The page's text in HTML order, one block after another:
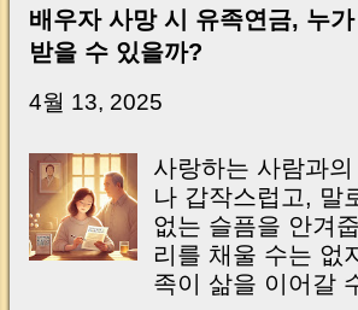
Key Takeaway 혹시 이런 생각
신가요? “잔금일… 그냥 돈 보
닌가요?” 하지만 현장에서 보면
습니다. 잔금일은 ‘서류 몇 장 처
이는 가장 긴장되는 순간 입니다.
중개 현장에서 겪었던 일입니다.
시, 이체 한도에 막혀 송금이 멈
서 계약이 무산될 뻔한 아찔한
다. 또 어떤 분은 이렇게 말씀하
인데 왜 내 통장으로 안 들어오
배우자 사망 시 유족연금, 누
받을 수 있을까?
4월 13, 2025
사랑하는 사람과의
나 갑작스럽고, 말
없는 슬픔을 안겨
리를 채울 수는 없
족이 삶을 이어갈